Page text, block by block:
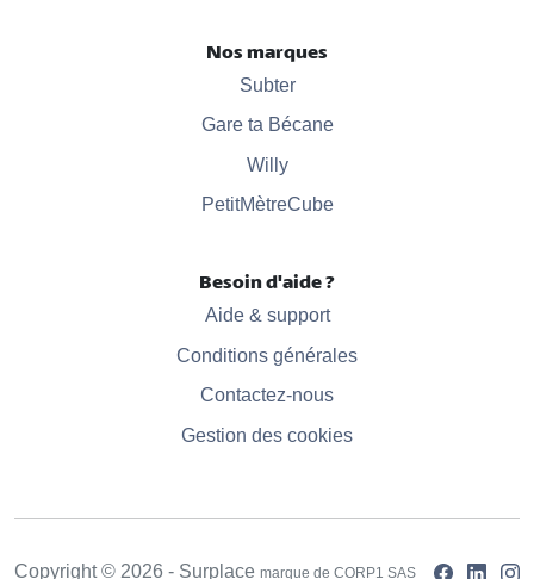
Nos marques
Subter
Gare ta Bécane
Willy
PetitMètreCube
Besoin d'aide ?
Aide & support
Conditions générales
Contactez-nous
Gestion des cookies
Copyright © 2026 - Surplace marque de CORP1 SAS